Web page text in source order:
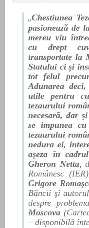
„Chestiunea
pasionează de
mereu viu
cu drept
transportate la
Statului ci şi
tot felul
Adunarea
utile pentru
tezaurului
necesară, dar
se impunea cu
tezaurului
nedura ei,
aşeza în
Gheron Netta,
Românesc
Grigore
Băncii şi
despre
Moscova
– disponibilă